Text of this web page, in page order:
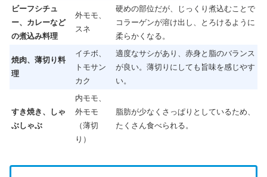
ビーフシチュ
ー、カレーなど
の煮込み料理
外モモ、
スネ
硬めの部位だが、じっくり煮込むことで
コラーゲンが溶け出し、とろけるように
柔らかくなる。
焼肉、薄切り料
理
イチボ、
トモサン
カク
適度なサシがあり、赤身と脂のバランス
が良い。薄切りにしても旨味を感じやす
い。
すき焼き、しゃ
ぶしゃぶ
内モモ、
外モモ
（薄切
り）
脂肪が少なくさっぱりとしているため、
たくさん食べられる。